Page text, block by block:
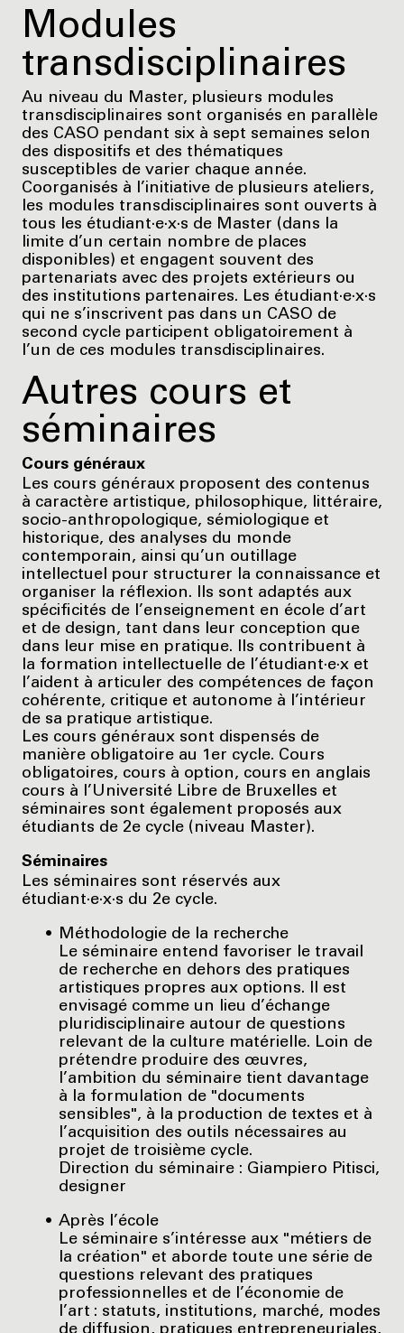
Modules
transdisciplinaires
Au niveau du Master, plusieurs modules
transdisciplinaires sont organisés en parallèle
des CASO pendant six à sept semaines selon
des dispositifs et des thématiques
susceptibles de varier chaque année.
Coorganisés à l’initiative de plusieurs ateliers,
les modules transdisciplinaires sont ouverts à
tous les étudiant·e·x·s de Master (dans la
limite d’un certain nombre de places
disponibles) et engagent souvent des
partenariats avec des projets extérieurs ou
des institutions partenaires. Les étudiant·e·x·s
qui ne s’inscrivent pas dans un CASO de
second cycle participent obligatoirement à
l’un de ces modules transdisciplinaires.
Autres cours et
séminaires
Cours généraux
Les cours généraux proposent des contenus
à caractère artistique, philosophique, littéraire,
socio-anthropologique, sémiologique et
historique, des analyses du monde
contemporain, ainsi qu’un outillage
intellectuel pour structurer la connaissance et
organiser la réflexion. Ils sont adaptés aux
spécificités de l’enseignement en école d’art
et de design, tant dans leur conception que
dans leur mise en pratique. Ils contribuent à
la formation intellectuelle de l’étudiant·e·x et
l’aident à articuler des compétences de façon
cohérente, critique et autonome à l’intérieur
de sa pratique artistique.
Les cours généraux sont dispensés de
manière obligatoire au 1er cycle. Cours
obligatoires, cours à option, cours en anglais
cours à l’Université Libre de Bruxelles et
séminaires sont également proposés aux
étudiants de 2e cycle (niveau Master).
Séminaires
Les séminaires sont réservés aux
étudiant·e·x·s du 2e cycle.
Méthodologie de la recherche
Le séminaire entend favoriser le travail
de recherche en dehors des pratiques
artistiques propres aux options. Il est
envisagé comme un lieu d’échange
pluridisciplinaire autour de questions
relevant de la culture matérielle. Loin de
prétendre produire des œuvres,
l’ambition du séminaire tient davantage
à la formulation de "documents
sensibles", à la production de textes et à
l’acquisition des outils nécessaires au
projet de troisième cycle.
Direction du séminaire : Giampiero Pitisci,
designer
Après l’école
Le séminaire s’intéresse aux "métiers de
la création" et aborde toute une série de
questions relevant des pratiques
professionnelles et de l’économie de
l’art : statuts, institutions, marché, modes